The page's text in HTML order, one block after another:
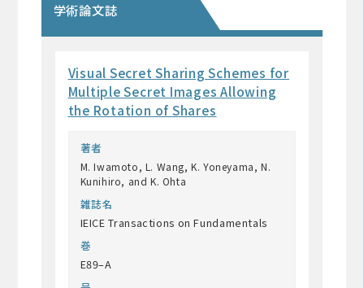
学術論文誌
Visual Secret Sharing Schemes for
Multiple Secret Images Allowing
the Rotation of Shares
著者
M. Iwamoto, L. Wang, K. Yoneyama, N.
Kunihiro, and K. Ohta
雑誌名
IEICE Transactions on Fundamentals
巻
E89–A